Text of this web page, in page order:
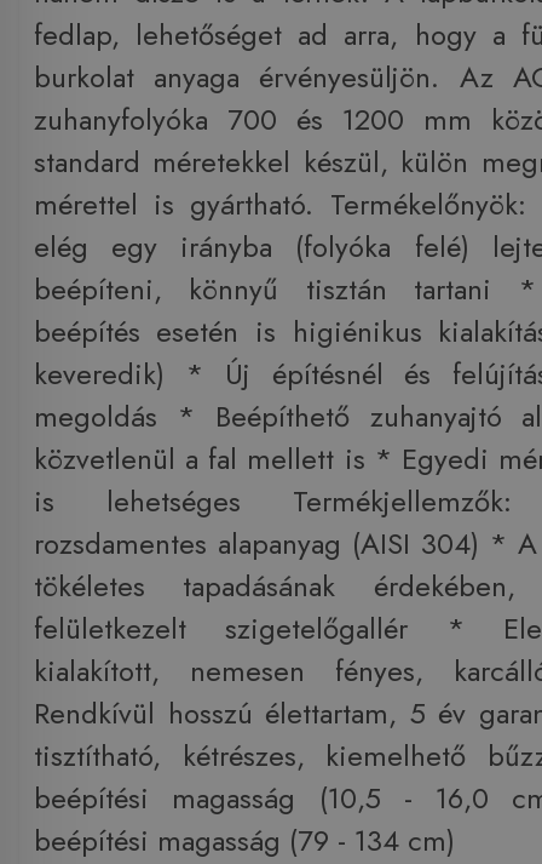
fedlap, lehetőséget ad arra, hogy a
burkolat anyaga érvényesüljön. Az
zuhanyfolyóka 700 és 1200 mm
standard méretekkel készül, külön
mérettel is gyártható.
elég egy irányba (folyóka felé)
beépíteni, könnyű tisztán tartani *
beépítés esetén is higiénikus
keveredik) * Új építésnél és
megoldás * Beépíthető zuhanyajtó
közvetlenül a fal mellett is * Egyedi
is lehetséges
rozsdamentes alapanyag (AISI 304) *
tökéletes tapadásának érdekében,
felületkezelt szigetelőgallér *
kialakított, nemesen fényes,
Rendkívül hosszú élettartam, 5 év
tisztítható, kétrészes, kiemelhető
beépítési magasság (10,5 - 16,0
beépítési magasság (79 - 134 cm)